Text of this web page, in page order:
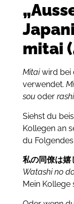
mitai
Mitaiwird bei
verwendet.
souoder
Siehst du
Kollegen an
du
私の同僚は嬉
Watashi no
Mein Kollege